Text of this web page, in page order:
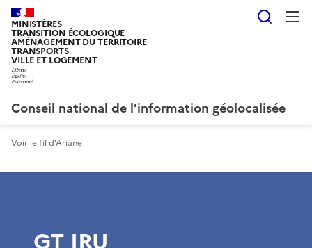
MINISTÈRES
TRANSITION ÉCOLOGIQUE
AMÉNAGEMENT DU TERRITOIRE
TRANSPORTS
VILLE ET LOGEMENT
Conseil national de l’information géolocalisée
Voir le fil d'Ariane